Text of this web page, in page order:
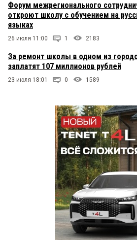
Форум межрегионального
откроют школу с обучением на
языках
26 июля 11:00 1 2183
За ремонт школы в одном из
заплатят 107 миллионов рублей
23 июля 18:01 0 1589